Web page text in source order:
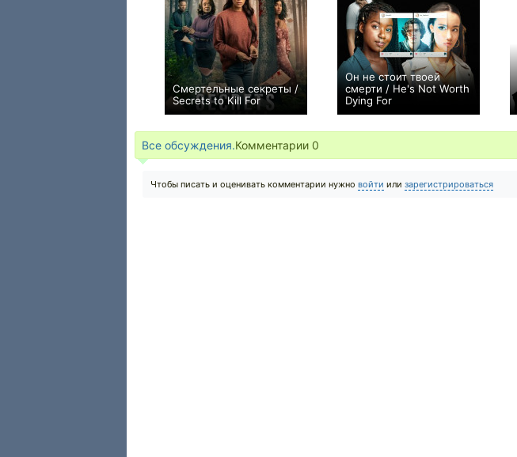
Смертельные секреты /
Secrets to Kill For
+1
Он не стоит твоей
смерти / He's Not Worth
Dying For
−1
Все обсуждения.Комментарии 0
Чтобы писать и оценивать комментарии нужно войти или зарегистрироваться